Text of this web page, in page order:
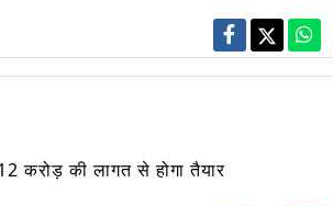
करोड़ की लागत से होगा तैयार